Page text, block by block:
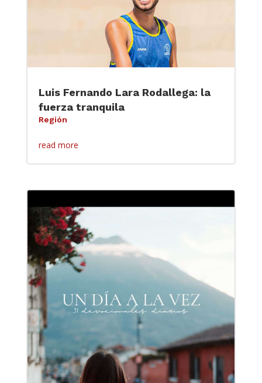
Luis Fernando Lara Rodallega: la
fuerza tranquila
Región
read more